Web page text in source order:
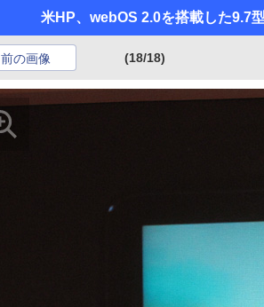
米HP、webOS 2.0を搭載した9.7
前の画像 (18/18)